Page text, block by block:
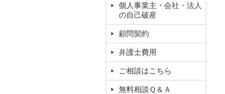
個人事業主・会社・法人
の自己破産
顧問契約
弁護士費用
ご相談はこちら
無料相談Ｑ＆Ａ